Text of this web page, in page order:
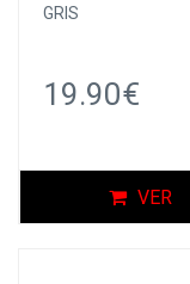
GRIS
19.90€
VER